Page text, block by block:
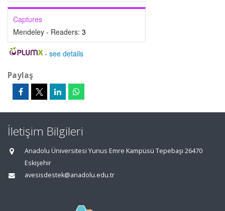
Captures
Mendeley - Readers: 3
- see details
Paylaş
İletişim Bilgileri
Anadolu Üniversitesi Yunus Emre Kampüsü Tepebaşı 26470
Eskişehir
avesisdestek@anadolu.edu.tr